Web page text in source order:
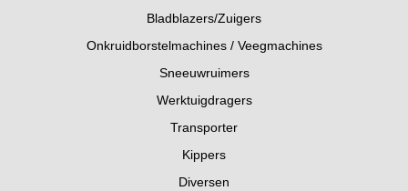
Bladblazers/Zuigers
Onkruidborstelmachines / Veegmachines
Sneeuwruimers
Werktuigdragers
Transporter
Kippers
Diversen